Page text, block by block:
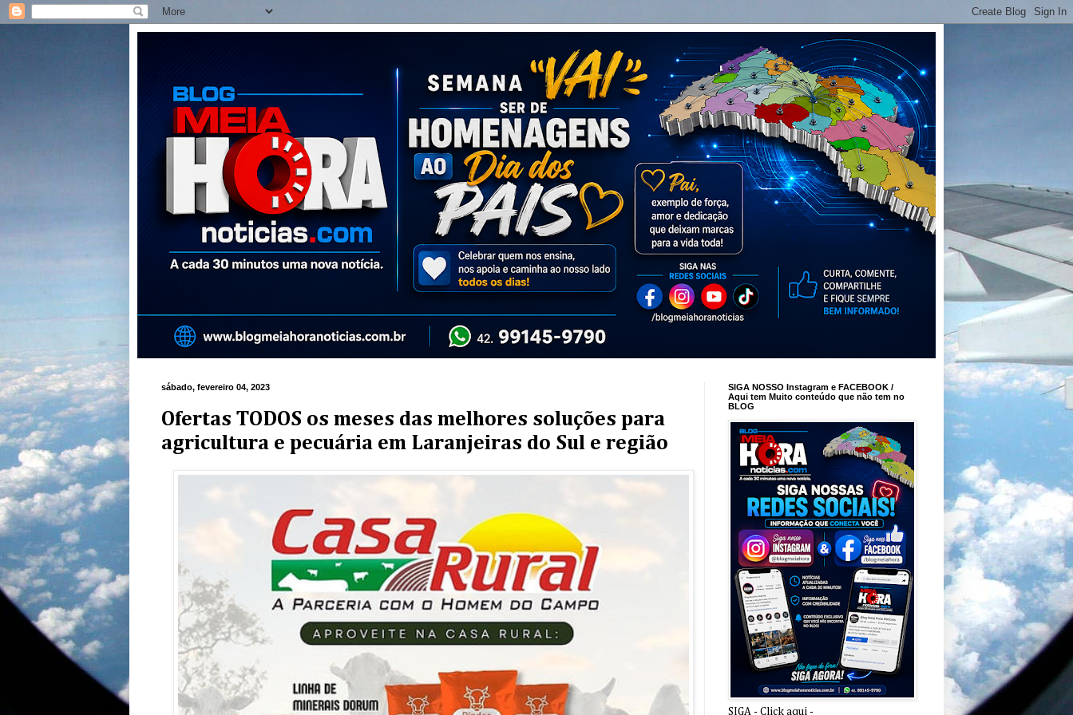
sábado, fevereiro 04, 2023
Ofertas TODOS os meses das melhores soluções para
agricultura e pecuária em Laranjeiras do Sul e região
SIGA NOSSO Instagram e FACEBOOK /
Aqui tem Muito conteúdo que não tem no
BLOG
SIGA - Click aqui -